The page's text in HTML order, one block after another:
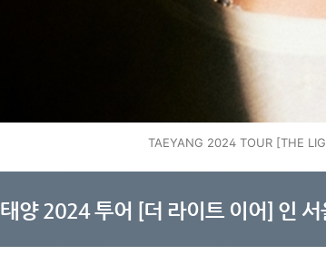
TAEYANG 2024 TOUR [THE
양 2024 투어 [더 라이트 이어] 인 서